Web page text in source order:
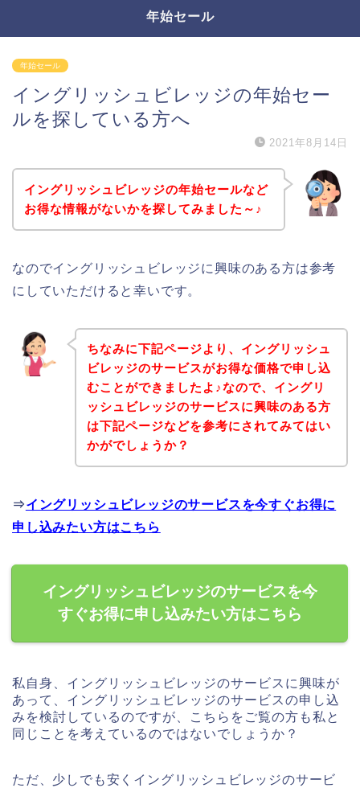
年始セール
年始セール
イングリッシュビレッジの年始セー
ルを探している方へ
2021年8月14日
イングリッシュビレッジの年始セールなど
お得な情報がないかを探してみました～♪
なのでイングリッシュビレッジに興味のある方は参考
にしていただけると幸いです。
ちなみに下記ページより、イングリッシュ
ビレッジのサービスがお得な価格で申し込
むことができましたよ♪なので、イングリ
ッシュビレッジのサービスに興味のある方
は下記ページなどを参考にされてみてはい
かがでしょうか？
⇒イングリッシュビレッジのサービスを今すぐお得に
申し込みたい方はこちら
イングリッシュビレッジのサービスを今
すぐお得に申し込みたい方はこちら
私自身、イングリッシュビレッジのサービスに興味が
あって、イングリッシュビレッジのサービスの申し込
みを検討しているのですが、こちらをご覧の方も私と
同じことを考えているのではないでしょうか？
ただ、少しでも安くイングリッシュビレッジのサービ